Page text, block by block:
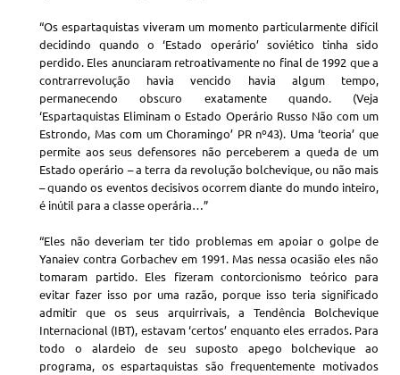
“Os espartaquistas viveram um momento particularmente difícil
decidindo quando o ‘Estado operário’ soviético tinha sido
perdido. Eles anunciaram retroativamente no final de 1992 que a
contrarrevolução havia vencido havia algum tempo,
permanecendo obscuro exatamente quando. (Veja
‘Espartaquistas Eliminam o Estado Operário Russo Não com um
Estrondo, Mas com um Choramingo’ PR nº43). Uma ‘teoria’ que
permite aos seus defensores não perceberem a queda de um
Estado operário – a terra da revolução bolchevique, ou não mais
– quando os eventos decisivos ocorrem diante do mundo inteiro,
é inútil para a classe operária…”
“Eles não deveriam ter tido problemas em apoiar o golpe de
Yanaiev contra Gorbachev em 1991. Mas nessa ocasião eles não
tomaram partido. Eles fizeram contorcionismo teórico para
evitar fazer isso por uma razão, porque isso teria significado
admitir que os seus arquirrivais, a Tendência Bolchevique
Internacional (IBT), estavam ‘certos’ enquanto eles errados. Para
todo o alardeio de seu suposto apego bolchevique ao
programa, os espartaquistas são frequentemente motivados